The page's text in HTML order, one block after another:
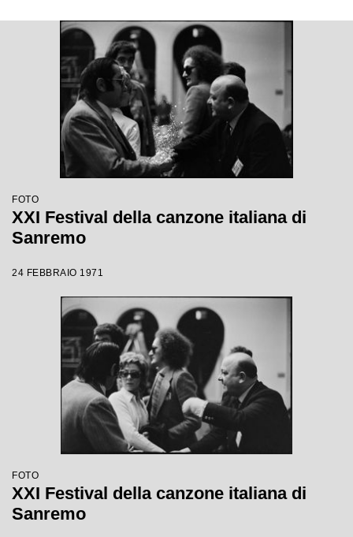
FOTO
XXI Festival della canzone italiana di
Sanremo
24 FEBBRAIO 1971
FOTO
XXI Festival della canzone italiana di
Sanremo